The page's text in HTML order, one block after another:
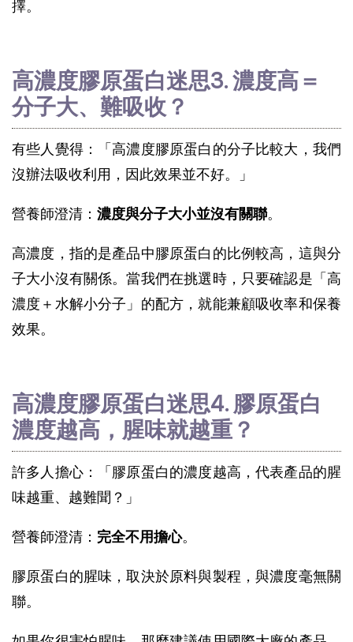
擇。
高濃度膠原蛋白迷思3. 濃度高＝
分子大、難吸收？
有些人覺得：「高濃度膠原蛋白的分子比較大，我們
沒辦法吸收利用，因此效果並不好。」
營養師澄清： 濃度與分子大小並沒有關聯。
高濃度，指的是產品中膠原蛋白的比例較高，這與分
子大小沒有關係。當我們在挑選時，只要確認是「高
濃度＋水解小分子」的配方，就能兼顧吸收率和保養
效果。
高濃度膠原蛋白迷思4. 膠原蛋白
濃度越高，腥味就越重？
許多人擔心：「膠原蛋白的濃度越高，代表產品的腥
味越重、越難聞？」
營養師澄清： 完全不用擔心。
膠原蛋白的腥味，取決於原料與製程，與濃度毫無關
聯。